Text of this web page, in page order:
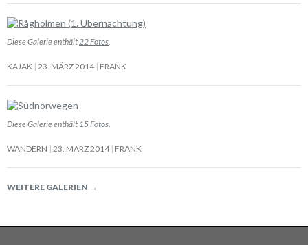
Diese Galerie enthält22 Fotos.
KAJAK 23. MÄRZ 2014 FRANK
Diese Galerie enthält 15 Fotos
WANDERN 23. MÄRZ 2014 FRANK
WEITERE GALERIEN →